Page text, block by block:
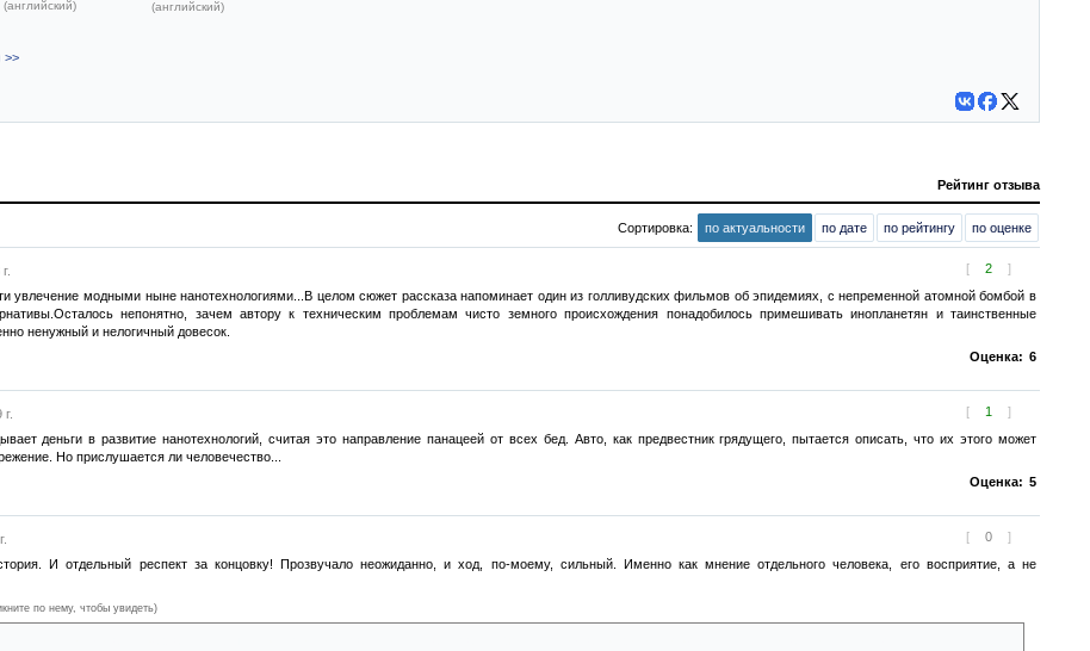
(английский)
(английский)
>>
Рейтинг отзыва
Сортировка: по актуальности по дате по рейтингу по оценке
[ 2 ]
увлечение модными ныне нанотехнологиями...В целом сюжет рассказа напоминает один из голливудских фильмов об эпидемиях, с непременной атомной бомбой в
непонятно, зачем автору к техническим проблемам чисто земного происхождения понадобилось примешивать инопланетян и таинственные
ненужный и нелогичный довесок.
Оценка: 6
[ 1 ]
деньги в развитие нанотехнологий, считая это направление панацеей от всех бед. Авто, как предвестник грядущего, пытается описать, что их этого может
Но прислушается ли человечество...
Оценка: 5
[ 0 ]
И отдельный респект за концовку! Прозвучало неожиданно, и ход, по-моему, сильный. Именно как мнение отдельного человека, его восприятие, а не
по нему, чтобы увидеть)